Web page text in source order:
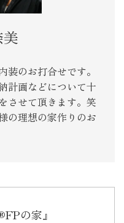
装のお打合せです。
計画などについて十
させて頂きます。笑
の理想の家作りのお
の家』